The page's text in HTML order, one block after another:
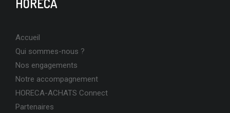
HORECA
Accueil
Qui sommes-nous ?
Nos engagements
Notre accompagnement
HORECA-ACHATS Connect
Partenaires